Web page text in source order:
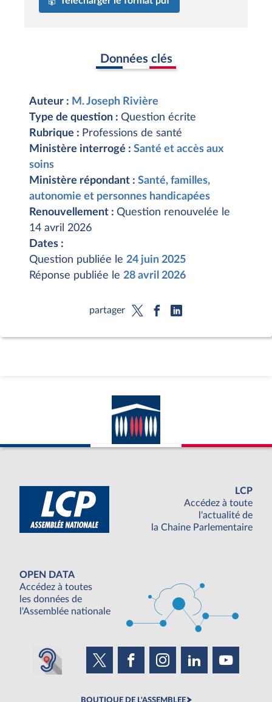
Données clés
Auteur : M. Joseph Rivière
Type de question : Question écrite
Rubrique : Professions de santé
Ministère interrogé : Santé et accès aux
soins
Ministère répondant : Santé, familles,
autonomie et personnes handicapées
Renouvellement : Question renouvelée le
14 avril 2026
Dates :
Question publiée le 24 juin 2025
Réponse publiée le 28 avril 2026
partager
LCP
Accédez à toute
l'actualité de
la Chaine Parlementaire
OPEN DATA
Accédez à toutes
les données de
l'Assemblée nationale
BOUTIQUE DE L'ASSEMBLEE